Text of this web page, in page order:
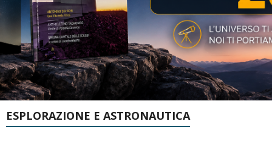
ESPLORAZIONE E ASTRONAUTICA